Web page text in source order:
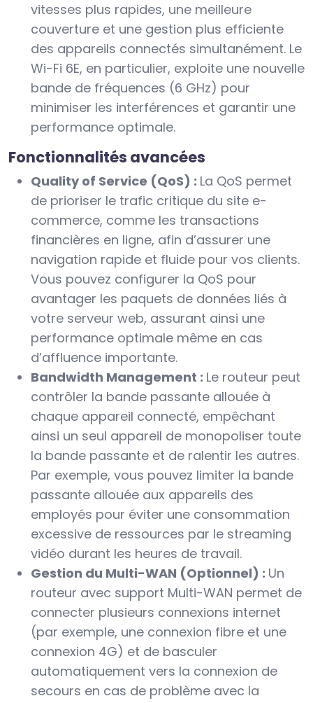
vitesses plus rapides, une meilleure
couverture et une gestion plus efficiente
des appareils connectés simultanément. Le
Wi-Fi 6E, en particulier, exploite une nouvelle
bande de fréquences (6 GHz) pour
minimiser les interférences et garantir une
performance optimale.
Fonctionnalités avancées
Quality of Service (QoS) : La QoS permet
de prioriser le trafic critique du site e-
commerce, comme les transactions
financières en ligne, afin d’assurer une
navigation rapide et fluide pour vos clients.
Vous pouvez configurer la QoS pour
avantager les paquets de données liés à
votre serveur web, assurant ainsi une
performance optimale même en cas
d’affluence importante.
Bandwidth Management : Le routeur peut
contrôler la bande passante allouée à
chaque appareil connecté, empêchant
ainsi un seul appareil de monopoliser toute
la bande passante et de ralentir les autres.
Par exemple, vous pouvez limiter la bande
passante allouée aux appareils des
employés pour éviter une consommation
excessive de ressources par le streaming
vidéo durant les heures de travail.
Gestion du Multi-WAN (Optionnel) : Un
routeur avec support Multi-WAN permet de
connecter plusieurs connexions internet
(par exemple, une connexion fibre et une
connexion 4G) et de basculer
automatiquement vers la connexion de
secours en cas de problème avec la